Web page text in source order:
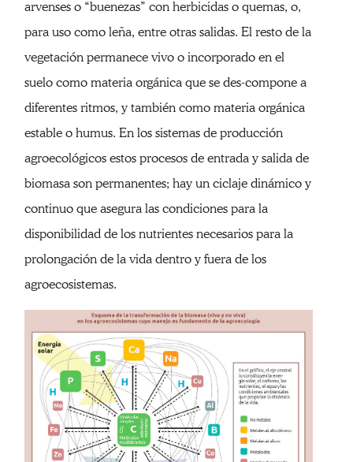
arvenses o “buenezas” con herbicidas o quemas, o,
para uso como leña, entre otras salidas. El resto de la
vegetación permanece vivo o incorporado en el
suelo como materia orgánica que se des-compone a
diferentes ritmos, y también como materia orgánica
estable o humus. En los sistemas de producción
agroecológicos estos procesos de entrada y salida de
biomasa son permanentes; hay un ciclaje dinámico y
continuo que asegura las condiciones para la
disponibilidad de los nutrientes necesarios para la
prolongación de la vida dentro y fuera de los
agroecosistemas.